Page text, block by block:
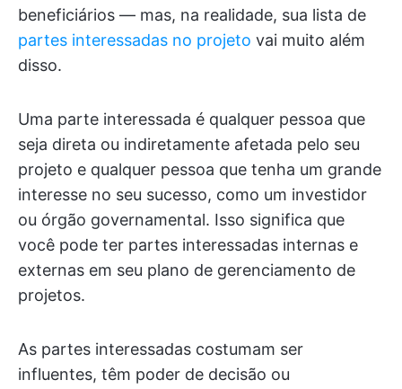
beneficiários — mas, na realidade, sua lista de
partes interessadas no projeto vai muito além
disso.
Uma parte interessada é qualquer pessoa que
seja direta ou indiretamente afetada pelo seu
projeto e qualquer pessoa que tenha um grande
interesse no seu sucesso, como um investidor
ou órgão governamental. Isso significa que
você pode ter partes interessadas internas e
externas em seu plano de gerenciamento de
projetos.
As partes interessadas costumam ser
influentes, têm poder de decisão ou